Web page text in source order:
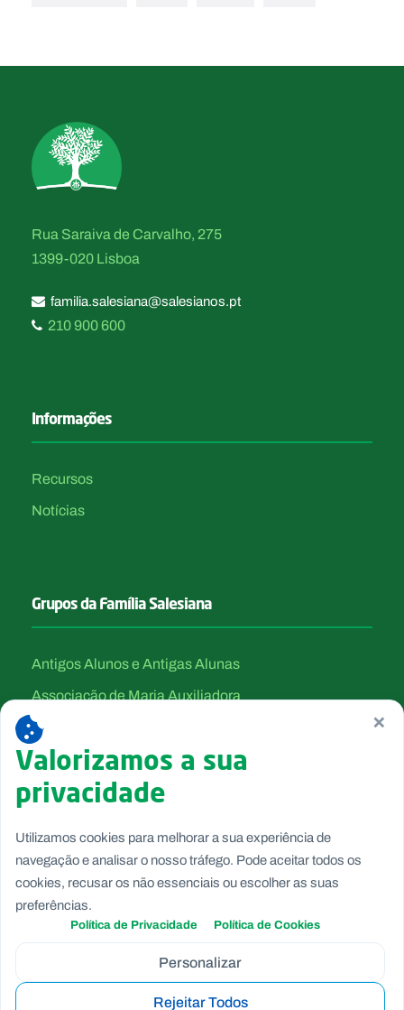
Rua Saraiva de Carvalho, 275
1399-020 Lisboa
familia.salesiana@salesianos.pt
210 900 600
Informações
Recursos
Notícias
Grupos da Família Salesiana
Antigos Alunos e Antigas Alunas
Associação de Maria Auxiliadora
Canção Nova
Filhas de Maria Auxiliadora
Salesianos Cooperadores
Voluntárias de Dom Bosco
×
Valorizamos a sua
privacidade
Utilizamos cookies para melhorar a sua experiência de
navegação e analisar o nosso tráfego. Pode aceitar todos os
cookies, recusar os não essenciais ou escolher as suas
preferências.
Política de Privacidade Política de Cookies
Personalizar
Rejeitar Todos